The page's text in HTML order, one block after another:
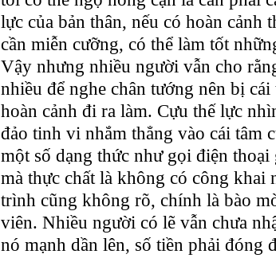
lực của bản thân, nếu có hoàn
cần miễn cưỡng, có thể làm tốt
Vậy nhưng nhiều người vẫn cho
nhiều để nghe chân tướng nên bị
hoàn cảnh đi ra làm. Cựu thế lực
đảo tinh vi nhắm thẳng vào cái tâm
một số dạng thức như gọi điện
mà thực chất là không có công khai
trình cũng không rõ, chính là bào
viên. Nhiều người có lẽ vẫn chưa
nó mạnh dần lên, số tiền phải đóng